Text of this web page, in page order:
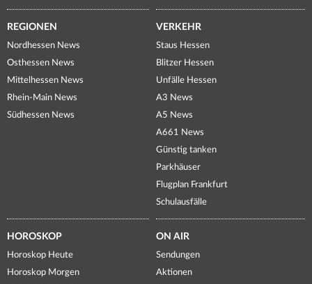
REGIONEN
Nordhessen News
Osthessen News
Mittelhessen News
Rhein-Main News
Südhessen News
VERKEHR
Staus Hessen
Blitzer Hessen
Unfälle Hessen
A3 News
A5 News
A661 News
Günstig tanken
Parkhäuser
Flugplan Frankfurt
Schulausfälle
HOROSKOP
Horoskop Heute
Horoskop Morgen
ON AIR
Sendungen
Aktionen